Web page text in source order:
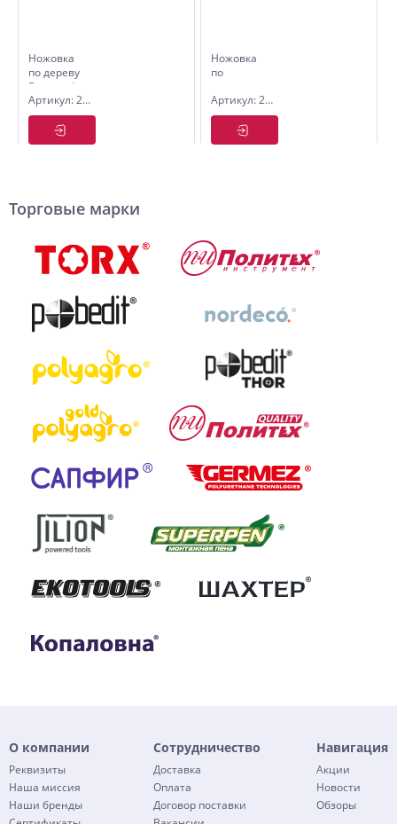
Ножовка
по дереву
Barracuda
7, 350 мм,
Pobedit
Артикул: 2505435
Ножовка
по
Twistlock300мм.PobeditАртикул: 2501630
Торговые марки
О компании
Реквизиты
Наша миссия
Наши бренды
Сотрудничество
Доставка
Оплата
Договор поставки
Навигация
Акции
Новости
Обзоры